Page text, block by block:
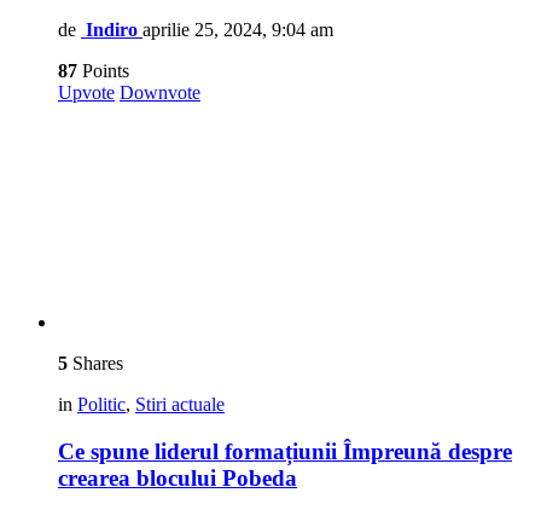
de Indiro aprilie 25, 2024, 9:04 am
87 Points
Upvote Downvote
5 Shares
in Politic, Stiri actuale
Ce spune liderul formațiunii Împreună despre
crearea blocului Pobeda